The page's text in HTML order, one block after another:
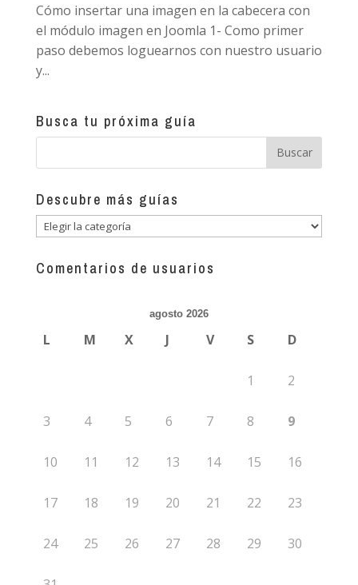
Cómo insertar una imagen en la cabecera con
el módulo imagen en Joomla 1- Como primer
paso debemos loguearnos con nuestro usuario
y...
Busca tu próxima guía
Descubre más guías
Descubre
más
guías
Comentarios de usuarios
agosto 2026
L M X J V S D
1 2
3 4 5 6 7 8 9
10 11 12 13 14 15 16
17 18 19 20 21 22 23
24 25 26 27 28 29 30